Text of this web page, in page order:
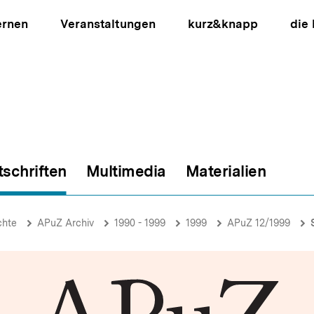
Veranstaltungen kurz&knapp die
Multimedia Materialien
APuZ Archiv 1990 - 1999 1999 APuZ 12/1999